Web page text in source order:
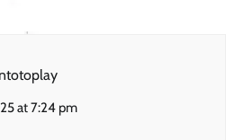
at 7:24 pm